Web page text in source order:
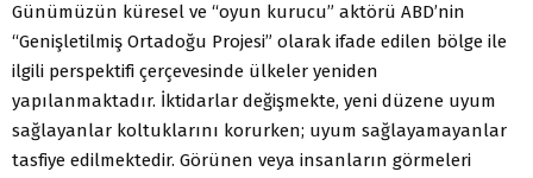
Günümüzün küresel ve “oyun kurucu” aktörü ABD’nin
“Genişletilmiş Ortadoğu Projesi” olarak ifade edilen bölge ile
ilgili perspektifi çerçevesinde ülkeler yeniden
yapılanmaktadır. İktidarlar değişmekte, yeni düzene uyum
sağlayanlar koltuklarını korurken; uyum sağlayamayanlar
tasfiye edilmektedir. Görünen veya insanların görmeleri